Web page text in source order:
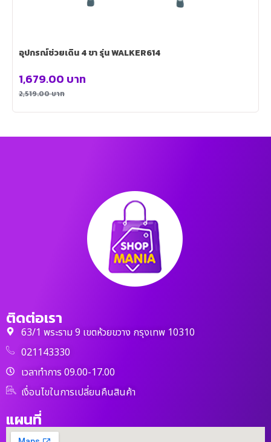
อุปกรณ์ช่วยเดิน 4 ขา รุ่น WALKER614
2,519.00บาท
1,679.00 บาท
ติดต่อเรา
63/1 พระราม 9 เขตห้วยขวาง กรุงเทพ 10310
021143330
เวลาทำการ 09.00-17.00
เงื่อนไขในการเปลี่ยนคืนสินค้า
แผนที่